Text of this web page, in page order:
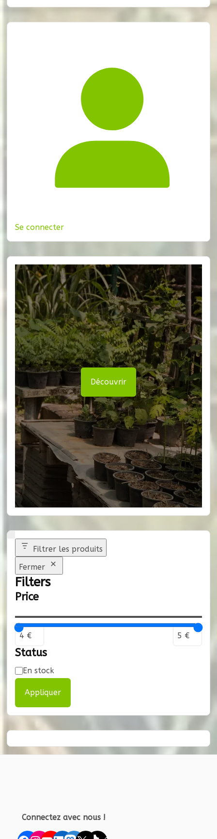
Se connecter
Découvrir
Filtrer les produits
Fermer
Filters
Price
Status
Disponibilité
En stock
Appliquer
Connectez avec nous !